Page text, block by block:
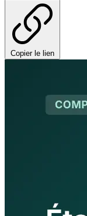
Copier le lien